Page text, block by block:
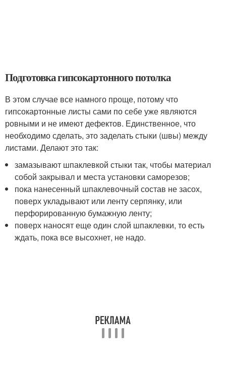
Подготовка гипсокартонного потолка
В этом случае все намного проще, потому что
гипсокартонные листы сами по себе уже являются
ровными и не имеют дефектов. Единственное, что
необходимо сделать, это заделать стыки (швы) между
листами. Делают это так:
замазывают шпаклевкой стыки так, чтобы материал
собой закрывал и места установки саморезов;
пока нанесенный шпаклевочный состав не засох,
поверх укладывают или ленту серпянку, или
перфорированную бумажную ленту;
поверх наносят еще один слой шпаклевки, то есть
ждать, пока все высохнет, не надо.